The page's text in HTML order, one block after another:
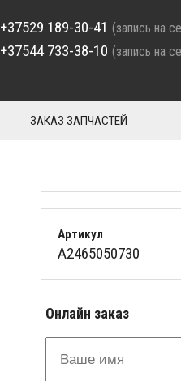
+37529 189-30-41 (запись на
+37544 733-38-10 (запись на
ЗАКАЗ ЗАПЧАСТЕЙ
Артикул
A2465050730
Онлайн заказ